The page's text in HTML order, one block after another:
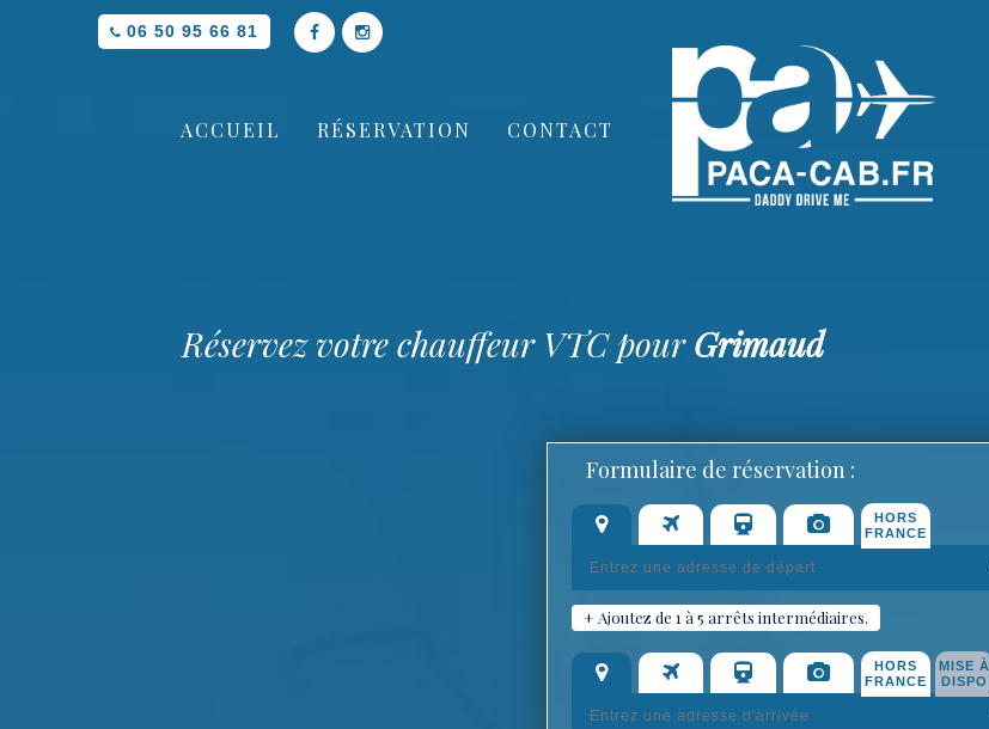
06 50 95 66 81
ACCUEIL RÉSERVATION CONTACT
Réservez votre chauffeur VTC pourGrimaud
Formulaire de réservation :
HORS
FRANCE
+ Ajoutez de 1 à 5 arrêts intermédiaires.
HORS
FRANCE
MISE À
DISPO